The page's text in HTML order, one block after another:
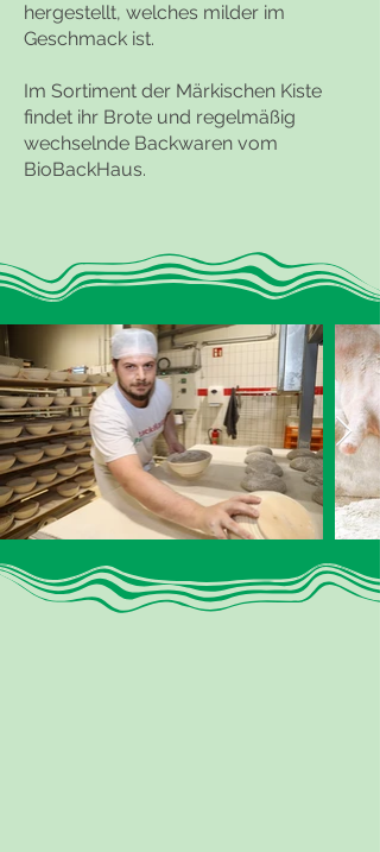
hergestellt, welches milder im
Geschmack ist.
Im Sortiment der Märkischen Kiste
findet ihr Brote und regelmäßig
wechselnde Backwaren vom
BioBackHaus.